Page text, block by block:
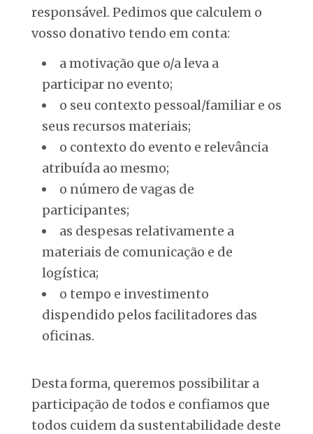
responsável. Pedimos que calculem o
vosso donativo tendo em conta:
a motivação que o/a leva a
participar no evento;
o seu contexto pessoal/familiar e os
seus recursos materiais;
o contexto do evento e relevância
atribuída ao mesmo;
o número de vagas de
participantes;
as despesas relativamente a
materiais de comunicação e de
logística;
o tempo e investimento
dispendido pelos facilitadores das
oficinas.
Desta forma, queremos possibilitar a
participação de todos e confiamos que
todos cuidem da sustentabilidade deste